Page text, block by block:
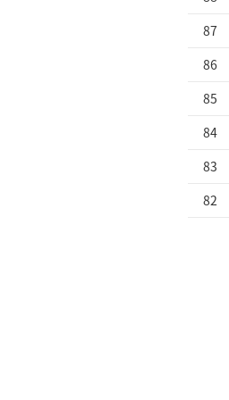
87
86
85
84
83
82